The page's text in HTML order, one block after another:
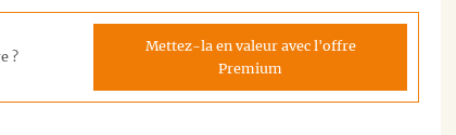
?
Mettez-la en valeur avec l'offre
Premium